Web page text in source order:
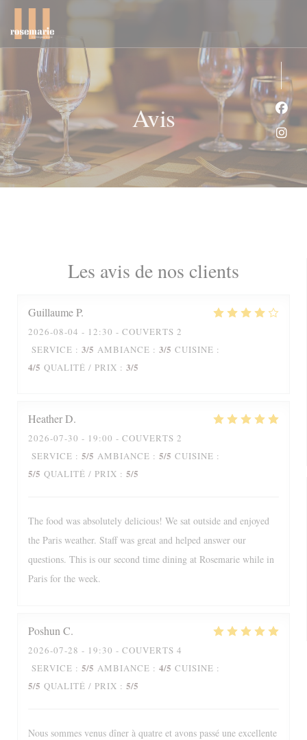
Personnalisation de vos choix en matière de cookies
Avis
Les avis de nos clients
GuillaumeP
2026-08-04 - 12:30 - COUVERTS 2
SERVICE : 3/5 AMBIANCE : 3/5 CUISINE :
4/5 QUALITÉ / PRIX : 3/5
HeatherD
2026-07-30 - 19:00 - COUVERTS 2
SERVICE : 5/5 AMBIANCE : 5/5 CUISINE :
5/5 QUALITÉ / PRIX : 5/5
The food was absolutely delicious! We sat outside and enjoyed
the Paris weather. Staff was great and helped answer our
questions. This is our second time dining at Rosemarie while in
Paris for the week.
Poshun C
2026-07-28 - 19:30 - COUVERTS 4
SERVICE : 5/5 AMBIANCE : 4/5 CUISINE :
5/5 QUALITÉ / PRIX : 5/5
Nous sommes venus dîner à quatre et avons passé une excellente